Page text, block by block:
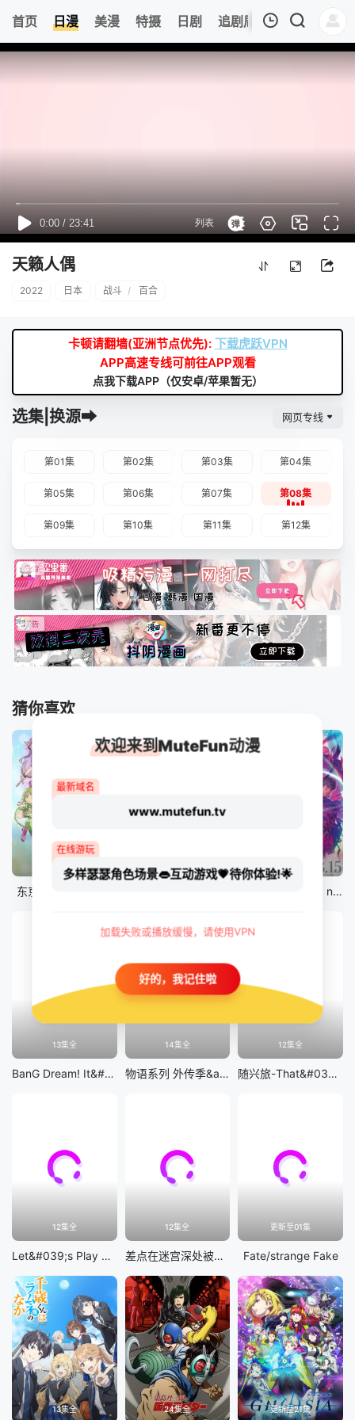
首页 日漫 美漫 特摄 日剧 追剧周表 今日更新
我的观影记录
天籁人偶
2022 日本 战斗 / 百合
卡顿请翻墙(亚洲节点优先): 下载虎跃VPN
APP高速专线可前往APP观看
点我下载APP（仅安卓/苹果暂无）
选集|换源➡ 网页专线
第01集 第02集 第03集 第04集
第05集 第06集 第07集 第08集
第09集 第10集 第11集 第12集
猜你喜欢
12集全
东京猫猫 NEW～♡ 剧场版 Fate/stay night [Heaven&#039;s Feel] III.spring song
13集全
BanG Dream! It&#039;s MyGO!!!!!
14集全
物语系列 外传季&amp;怪物季
12集全
随兴旅-That&#039;s Journey-
12集全
Let&#039;s Play 充满挑战的人生
12集全
差点在迷宫深处被信任的伙伴杀掉，但靠着天赐技能「无限扭蛋」获得等级9999的伙伴，我要向前队友和世界展开复仇&amp;「给他们好看！」
更新至01集
Fate/strange Fake
13集全 24集全 更新至21集
欢迎来到MuteFun动漫
最新域名
www.mutefun.tv
在线游玩
多样瑟瑟角色场景👄互动游戏💗待你体验!🌟
加载失败或播放缓慢，请使用VPN
好的，我记住啦